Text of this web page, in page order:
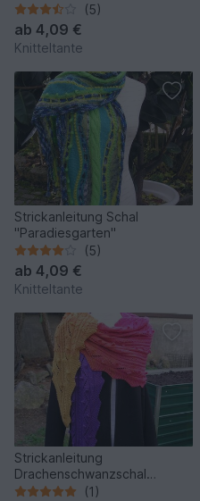
(5)
ab 4,09 €
Knitteltante
Strickanleitung Schal
"Paradiesgarten"
(5)
ab 4,09 €
Knitteltante
Strickanleitung
Drachenschwanzschal
"Vulkano" 210 x 50 cm
(1)